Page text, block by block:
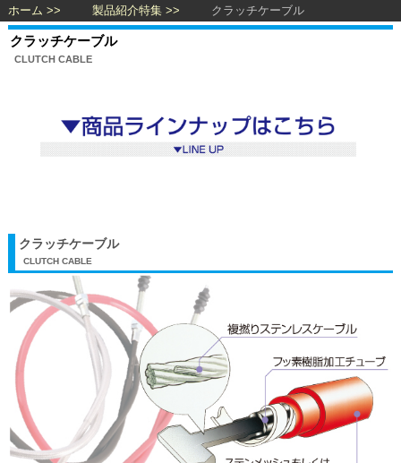
ホーム 製品紹介特集 クラッチケーブル
クラッチケーブル
CLUTCH CABLE
クラッチケーブル
CLUTCH CABLE